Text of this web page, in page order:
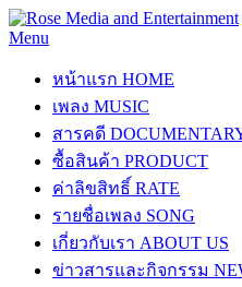
Menu
หน้าแรก HOME
เพลง MUSIC
สารคดี
ซื้อสินค้า PRODUCT
ค่าลิขสิทธิ์ RATE
รายชื่อเพลง SONG
เกี่ยวกับเรา ABOUT US
ข่าวสารและกิจกรรม